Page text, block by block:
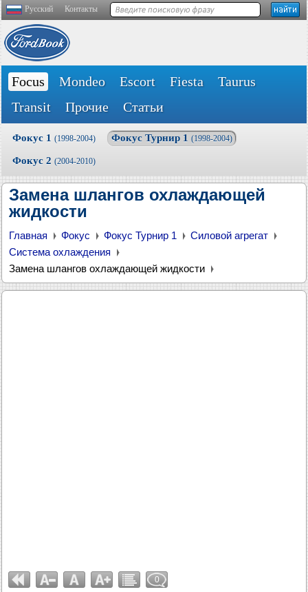
Русский Контакты
Focus Mondeo Escort Fiesta
Taurus
Transit
Прочие Статьи
Фокус 1 (1998-2004) Фокус Турнир 1 (1998-2004)
Фокус 2 (2004-2010)
Замена шлангов охлаждающей
жидкости
Главная Фокус Фокус Турнир 1
Силовой агрегат
Система охлаждения
Замена шлангов охлаждающей жидкости
0